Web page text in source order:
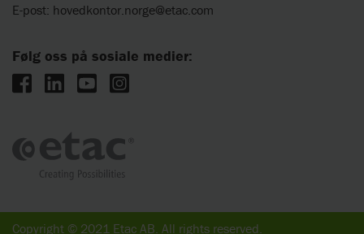
E-post: hovedkontor.norge@etac.com
Følg oss på sosiale medier:
Copyright © 2021 Etac AB. All rights reserved.